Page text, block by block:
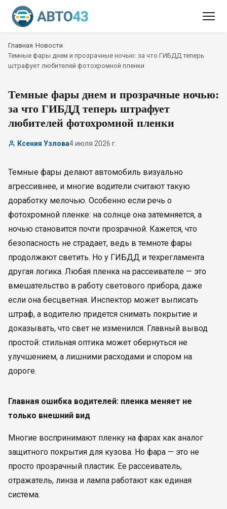
Главная Новости
Темные фары днем и прозрачные ночью: за что ГИБДД теперь
штрафует любителей фотохромной пленки
Темные фары днем и прозрачные ночью:
за что ГИБДД теперь штрафует
любителей фотохромной пленки
Ксения Узлова4 июля 2026 г.
Темные фары делают автомобиль визуально
агрессивнее, и многие водители считают такую
доработку мелочью. Особенно если речь о
фотохромной пленке: на солнце она затемняется, а
ночью становится почти прозрачной. Кажется, что
безопасность не страдает, ведь в темноте фары
продолжают светить. Но у ГИБДД и техрегламента
другая логика. Любая пленка на рассеивателе — это
вмешательство в работу светового прибора, даже
если она бесцветная. Инспектор может выписать
штраф, а водителю придется снимать покрытие и
доказывать, что свет не изменился. Главный вывод
простой: стильная оптика может обернуться не
улучшением, а лишними расходами и спором на
дороге.
Главная ошибка водителей: пленка меняет не
только внешний вид
Многие воспринимают пленку на фарах как аналог
защитного покрытия для кузова. Но фара — это не
просто прозрачный пластик. Ее рассеиватель,
отражатель, линза и лампа работают как единая
система.